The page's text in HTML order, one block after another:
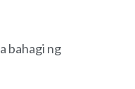
bahagi ng